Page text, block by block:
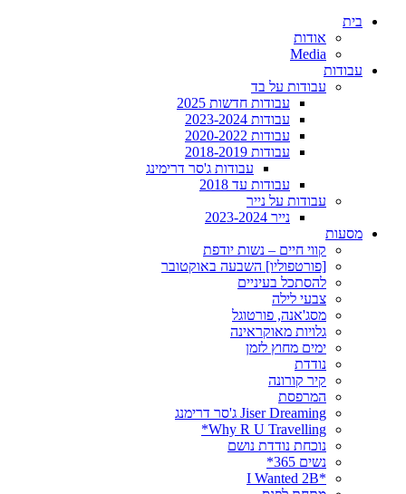
בית
אודות
Media
עבודות
עבודות על בד
עבודות חדשות 2025
עבודות 2023-2024
עבודות 2020-2022
עבודות 2018-2019
עבודות ג'סר דרימינג
עבודות עד 2018
עבודות על נייר
נייר 2023-2024
מסעות
קווי חיים – נשות יודפת
[פורטפוליו] השבעה באוקטובר
להסתכל בעיניים
צבעי לילה
מסג'אנה, פורטוגל
גלויות מאוקראינה
ימים מחוץ לזמן
נודדת
קיר קורונה
המרפסת
Jiser Dreaming ג'סר דרימנג
Why R U Travelling*
נוכחת נודדת נושם
נשים 365*
*I Wanted 2B